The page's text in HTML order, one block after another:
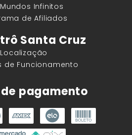
Mundos Infinitos
de Afiliados
Santa Cruz
Localização
de Funcionamento
pagamento